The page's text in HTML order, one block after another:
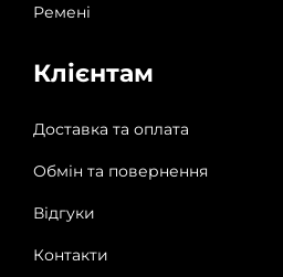
Ремені
Клієнтам
Доставка та оплата
Обмін та повернення
Відгуки
Контакти